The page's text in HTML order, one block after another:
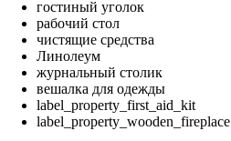
гостиный уголок
рабочий стол
чистящие средства
Линолеум
журнальный столик
вешалка для одежды
label_property_first_aid_kit
label_property_wooden_fireplace